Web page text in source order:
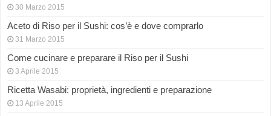
30 Marzo 2015
Aceto di Riso per il Sushi: cos’è e dove comprarlo
31 Marzo 2015
Come cucinare e preparare il Riso per il Sushi
3 Aprile 2015
Ricetta Wasabi: proprietà, ingredienti e preparazione
13 Aprile 2015